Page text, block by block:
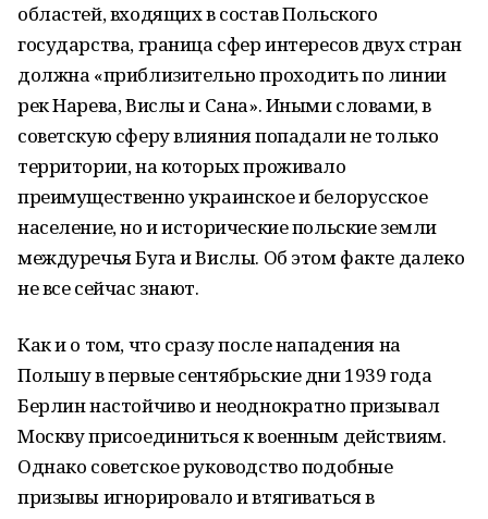
областей, входящих в состав Польского
государства, граница сфер интересов двух стран
должна «приблизительно проходить по линии
рек Нарева, Вислы и Сана». Иными словами, в
советскую сферу влияния попадали не только
территории, на которых проживало
преимущественно украинское и белорусское
население, но и исторические польские земли
междуречья Буга и Вислы. Об этом факте далеко
не все сейчас знают.
Как и о том, что сразу после нападения на
Польшу в первые сентябрьские дни 1939 года
Берлин настойчиво и неоднократно призывал
Москву присоединиться к военным действиям.
Однако советское руководство подобные
призывы игнорировало и втягиваться в